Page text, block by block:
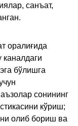
санъат,
оралиғида
каналдаги
бўлишга
сонининг
кўриш;
олиб бориш ва